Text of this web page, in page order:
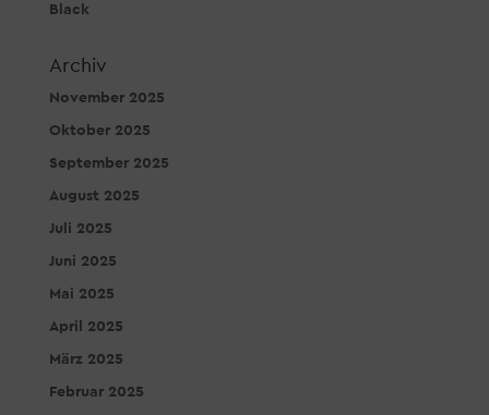
Black
Archiv
November 2025
Oktober 2025
September 2025
August 2025
Juli 2025
Juni 2025
Mai 2025
April 2025
März 2025
Februar 2025